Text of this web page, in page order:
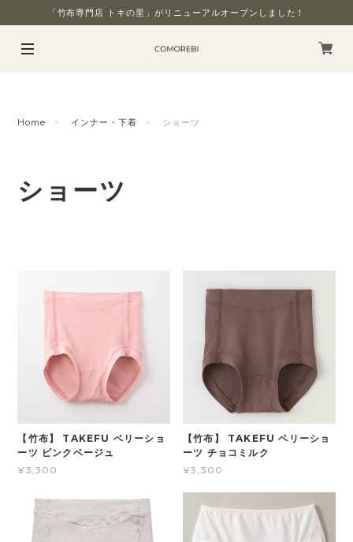
「竹布専門店 トキの里」がリニューアルオープンしました！
Home インナー・下着 ショーツ
ショーツ
【竹布】 TAKEFU ベリーショ
ーツ ピンクベージュ
¥3,300
【竹布】 TAKEFU ベリーショ
ーツ チョコミルク
¥3,300